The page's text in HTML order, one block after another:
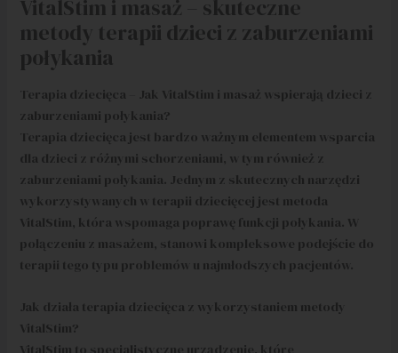
VitalStim i masaż – skuteczne
metody terapii dzieci z zaburzeniami
połykania
Terapia dziecięca – Jak VitalStim i masaż wspierają dzieci z
zaburzeniami połykania?
Terapia dziecięca jest bardzo ważnym elementem wsparcia
dla dzieci z różnymi schorzeniami, w tym również z
zaburzeniami połykania. Jednym z skutecznych narzędzi
wykorzystywanych w terapii dziecięcej jest metoda
VitalStim, która wspomaga poprawę funkcji połykania. W
połączeniu z masażem, stanowi kompleksowe podejście do
terapii tego typu problemów u najmłodszych pacjentów.
Jak działa terapia dziecięca z wykorzystaniem metody
VitalStim?